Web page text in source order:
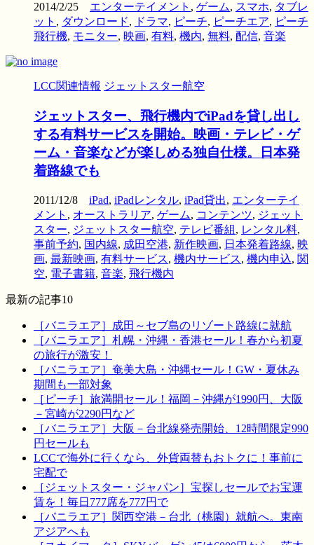
2014/2/25 エンターテイメント , ゲーム, スマホ, タブレ
ット , ダウンロード, ドラマ, ピーチ, ピーチエア, ピーチ
飛行機, モニター, 映画, 有料, 機内, 無料, 配信, 音楽
LCC関連情報 ジェットスター航空
ジェットスター、飛行機内でiPadを貸し出し
する有料サービスを開始。映画・テレビ・ゲ
ーム・音楽などが楽しめる独自仕様。日本発
着路線でも
2011/12/8 iPad, iPadレンタル, iPad貸出, エンターテイ
メント , オーストラリア, ゲーム, コンテンツ, ジェット
スター, ジェットスター航空, テレビ番組, レンタル料,
事前予約, 国内線, 成田空港, 新作映画, 日本発着路線, 映
画, 最新映画, 有料サービス, 機内サービス, 機内申込, 関
空, 電子書籍, 音楽, 飛行機内
最新の記事10
［バニラエア］成田～セブ島のリゾート路線に就航
［バニラエア］札幌・沖縄・香港セール！春から初夏
の旅行が激安！
［バニラエア］奄美大島・沖縄セール！GW・夏休み
期間も一部対象
［ピーチ］旅満開セール！福岡－沖縄が1990円、大阪
－宮崎が2290円など
［バニラエア］大阪－台北線発売開始、12時間限定990
円セールも
LCCで海外に行くなら、外貨両替もおトクに！事前に
宅配で
［ジェットスター・ジャパン］宝探しセールでお宝運
賃を！毎日777席を777円で
［バニラエア］関西空港－台北（桃園）就航へ。東南
アジアへも